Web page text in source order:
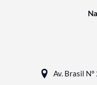
Av. Brasil